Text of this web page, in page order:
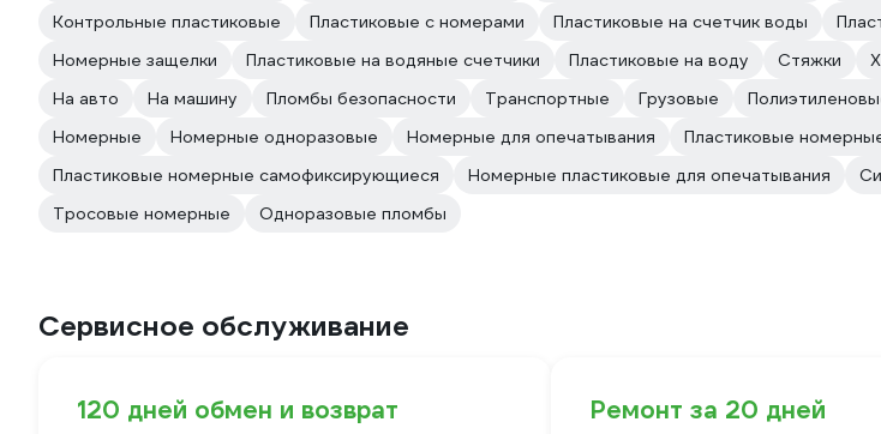
Контрольные пластиковые
Пластиковые с номерами Пластиковые на счетчик воды
Номерные защелки
Пластиковые на водяные счетчики Пластиковые на воду Стяжки
На авто
На машину Пломбы безопасности Транспортные Грузовые
Номерные
Номерные одноразовые Номерные для опечатывания Пластиковые
Пластиковые номерные самофиксирующиеся
Номерные пластиковые для опечатывания
Тросовые номерные
Одноразовые пломбы
Сервисное обслуживание
120 дней обмен и возврат Ремонт за 20 дней